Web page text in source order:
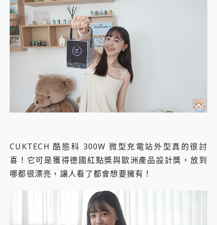
CUKTECH 酷態科 300W 微型充電站外型真的很討
喜！它可是獲得德國紅點獎與歐洲產品設計獎，放到
哪都很漂亮，讓人看了都會想要擁有！